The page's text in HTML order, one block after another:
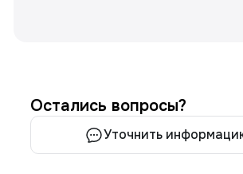
Остались вопросы?
Уточнить